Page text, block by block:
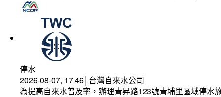
停水
2026-08-07, 17:46│台灣自來水公司
為提高自來水普及率，辦理青昇路123號青埔里區域停水